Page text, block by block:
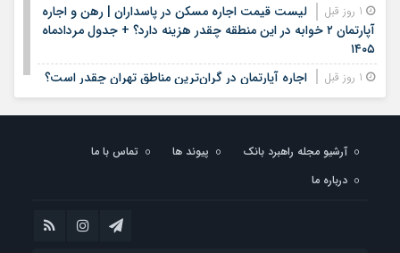
لیست قیمت اجاره مسکن در پاسداران | رهن و اجاره
آپارتمان ۲ خوابه در این منطقه چقدر هزینه دارد؟ + جدول مردادماه
۱۴۰۵
اجاره آپارتمان در گران‌ترین مناطق تهران چقدر است؟
+ جدول
آپارتمان ۱۰۰ متری در این منطقه چقدر سرمایه نیاز دارد؟ + جدول
مردادماه ۱۴۰۵
خبر مهم برای دانش‌آموزان / نتایج آزمون سمپاد و
آرشیو مجله راهبرد بانک پیوند ها
تماس با ما
درباره ما